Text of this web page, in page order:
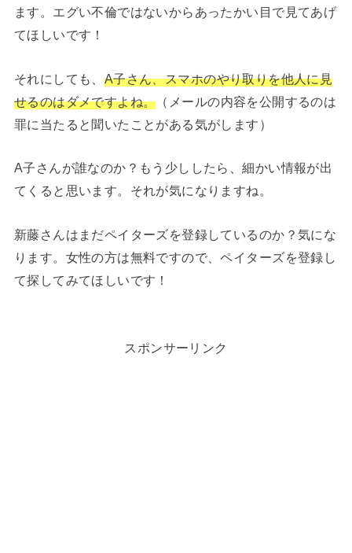
ます。エグい不倫ではないからあったかい目で見てあげ
てほしいです！
それにしても、 A子さん、スマホのやり取りを他人に見
せるのはダメですよね。 （メールの内容を公開するのは
罪に当たると聞いたことがある気がします）
A子さんが誰なのか？もう少ししたら、細かい情報が出
てくると思います。それが気になりますね。
新藤さんはまだペイターズを登録しているのか？気にな
ります。女性の方は無料ですので、ペイターズを登録し
て探してみてほしいです！
スポンサーリンク